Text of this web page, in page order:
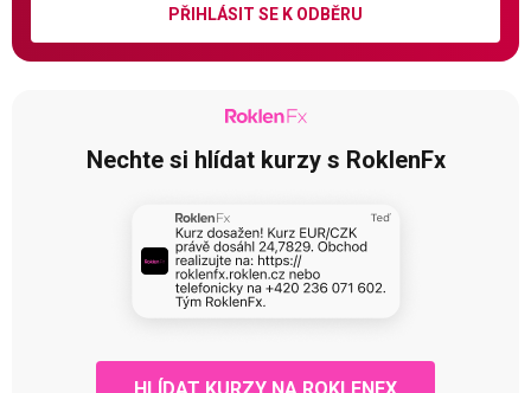
PŘIHLÁSIT SE K ODBĚRU
Nechte si hlídat kurzy s RoklenFx
HLÍDAT KURZY NA ROKLENFX